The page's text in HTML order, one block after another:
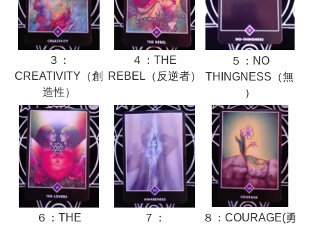
３：
CREATIVITY（創
造性）
４：THE
REBEL（反逆者）
５：NO
THINGNESS（無
）
６：THE
７：
８：COURAGE(勇